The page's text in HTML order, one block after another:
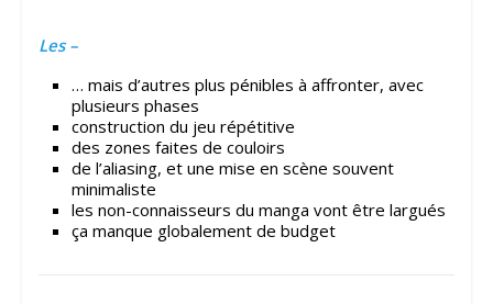
Les –
… mais d’autres plus pénibles à affronter, avec
plusieurs phases
construction du jeu répétitive
des zones faites de couloirs
de l’aliasing, et une mise en scène souvent
minimaliste
les non-connaisseurs du manga vont être largués
ça manque globalement de budget